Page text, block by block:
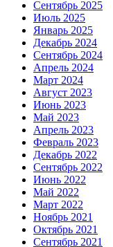
Сентябрь 2025
Июль 2025
Январь 2025
Декабрь 2024
Сентябрь 2024
Апрель 2024
Март 2024
Август 2023
Июнь 2023
Май 2023
Апрель 2023
Февраль 2023
Декабрь 2022
Сентябрь 2022
Июнь 2022
Май 2022
Март 2022
Ноябрь 2021
Октябрь 2021
Сентябрь 2021